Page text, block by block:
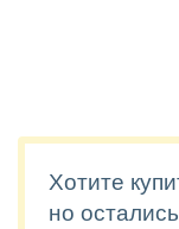
Хотите
но